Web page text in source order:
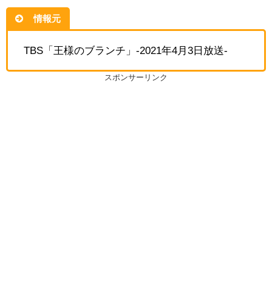
情報元
TBS「王様のブランチ」-2021年4月3日放送-
スポンサーリンク